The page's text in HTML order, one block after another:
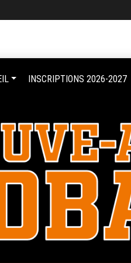
INSCRIPTIONS 2026-2027